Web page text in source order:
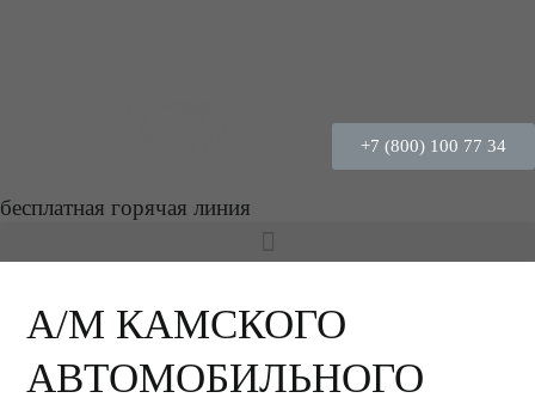
+7 (800) 100 77 34
бесплатная горячая линия
А/М КАМСКОГО
АВТОМОБИЛЬНОГО